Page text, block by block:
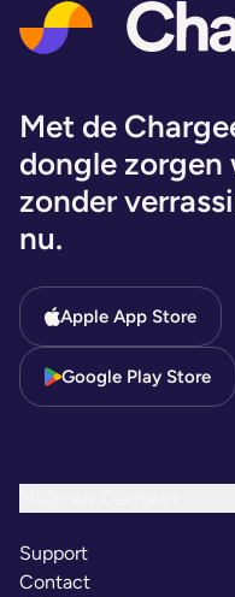
Met de
dongle zorgen
zonder
nu.
Apple App Store
Google Play Store
Support
Contact